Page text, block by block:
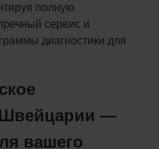
полную
сервис и
диагностики для
Швейцарии —
вашего